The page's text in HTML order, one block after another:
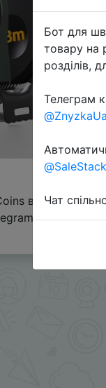
в
t.me/
Бот для
товару на
розділів,
Телеграм
@ZnyzkaUa
@SaleStack
Чат